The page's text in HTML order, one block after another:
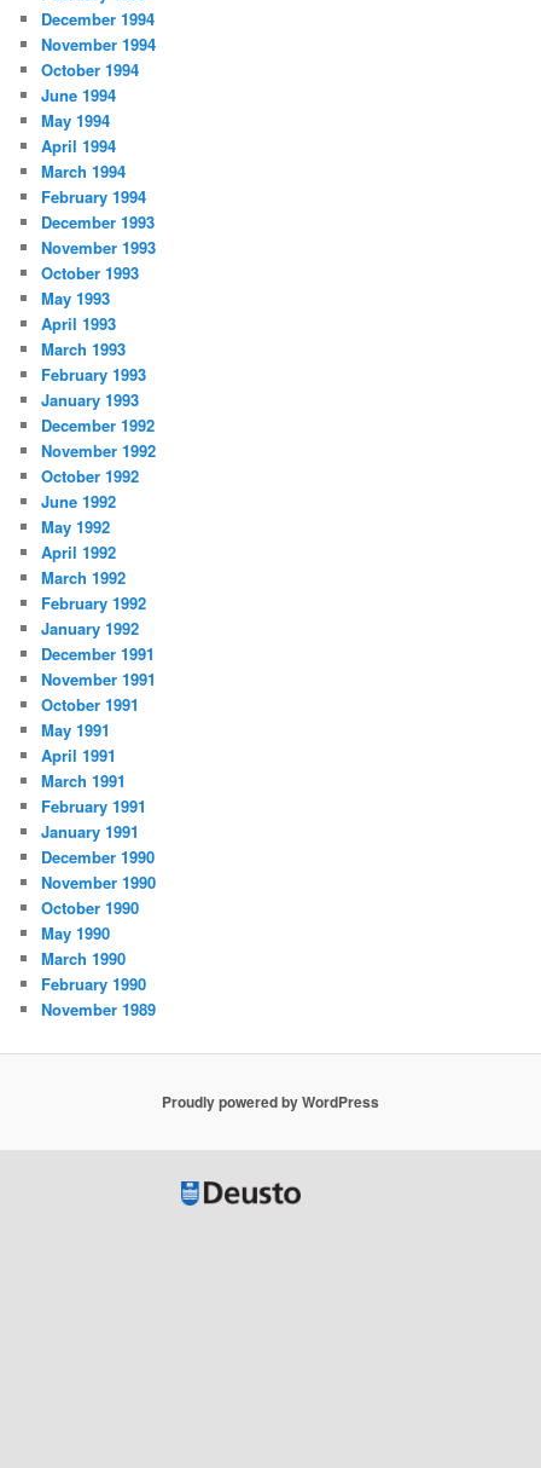
December 1994
November 1994
October 1994
June 1994
May 1994
April 1994
March 1994
February 1994
December 1993
November 1993
October 1993
May 1993
April 1993
March 1993
February 1993
January 1993
December 1992
November 1992
October 1992
June 1992
May 1992
April 1992
March 1992
February 1992
January 1992
December 1991
November 1991
October 1991
May 1991
April 1991
March 1991
February 1991
January 1991
December 1990
November 1990
October 1990
May 1990
March 1990
February 1990
November 1989
Proudly powered by WordPress